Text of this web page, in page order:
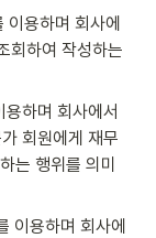
용하며 회사에
회하여 작성하는
하며 회사에서
회원에게 재무
는 행위를 의미
이용하며 회사에